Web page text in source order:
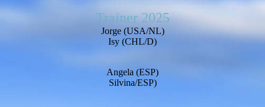
Trainer 2025
Jorge (USA/NL)
Isy (CHL/D)
Angela (ESP)
Silvina/ESP)